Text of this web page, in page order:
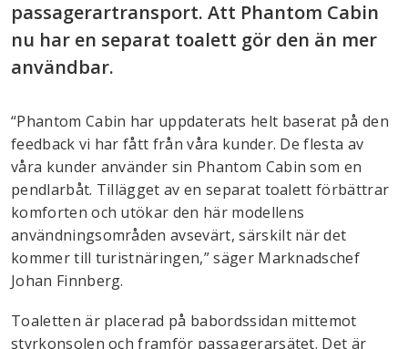
passagerartransport. Att Phantom Cabin
nu har en separat toalett gör den än mer
användbar.
“Phantom Cabin har uppdaterats helt baserat på den
feedback vi har fått från våra kunder. De flesta av
våra kunder använder sin Phantom Cabin som en
pendlarbåt. Tillägget av en separat toalett förbättrar
komforten och utökar den här modellens
användningsområden avsevärt, särskilt när det
kommer till turistnäringen,” säger Marknadschef
Johan Finnberg.
Toaletten är placerad på babordssidan mittemot
styrkonsolen och framför passagerarsätet. Det är